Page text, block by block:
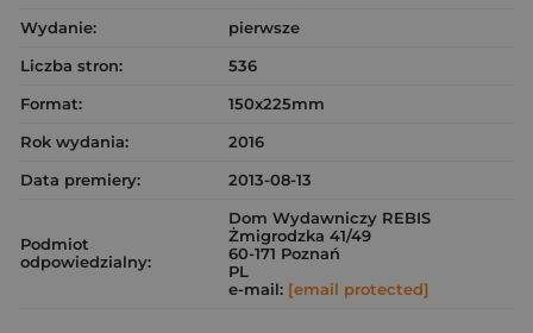
Wydanie:
pierwsze
Liczba stron:
536
Format:
150x225mm
Rok wydania:
2016
Data premiery:
2013-08-13
Podmiot
odpowiedzialny:
Dom Wydawniczy REBIS
Żmigrodzka 41/49
60-171 Poznań
PL
e-mail: [email protected]